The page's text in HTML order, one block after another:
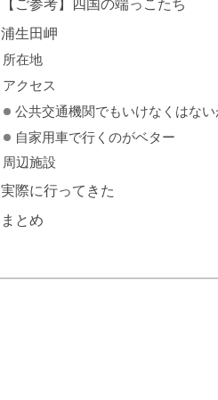
【ご参考】四国の端っこたち
浦生田岬
所在地
アクセス
公共交通機関でもいけなくはない
自家用車で行くのがベター
周辺施設
実際に行ってきた
まとめ